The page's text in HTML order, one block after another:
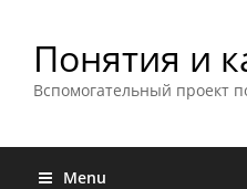
Понятия и
Вспомогательный проект
Menu